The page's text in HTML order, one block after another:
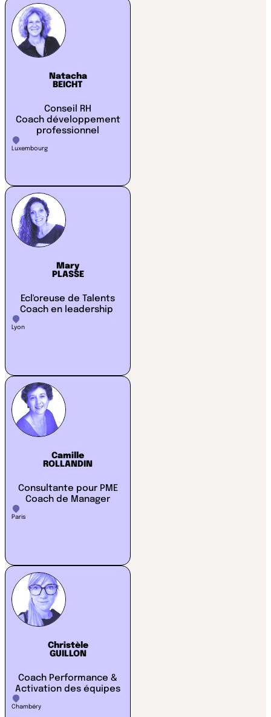
Natacha
BEICHT
Conseil RH
Coach développement
professionnel
Luxembourg
Mary
PLASSE
Ecl'oreuse de Talents
Coach en leadership
Lyon
Camille
ROLLANDIN
Consultante pour PME
Coach de Manager
Paris
Christèle
GUILLON
Coach Performance &
Activation des équipes
Chambéry